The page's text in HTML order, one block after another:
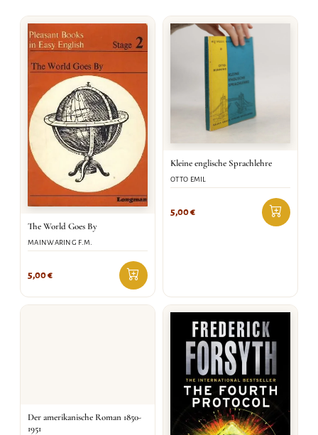
The World Goes By
MAINWARING F.M.
5,00€
Kleine englische Sprachlehre
OTTO EMIL
5,00€
Der amerikanische Roman 1850-
1951